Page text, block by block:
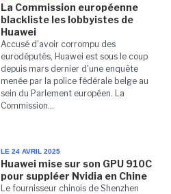
La Commission européenne
blackliste les lobbyistes de
Huawei
Accusé d'avoir corrompu des
eurodéputés, Huawei est sous le coup
depuis mars dernier d'une enquête
menée par la police fédérale belge au
sein du Parlement européen. La
Commission...
LE 24 AVRIL 2025
Huawei mise sur son GPU 910C
pour suppléer Nvidia en Chine
Le fournisseur chinois de Shenzhen